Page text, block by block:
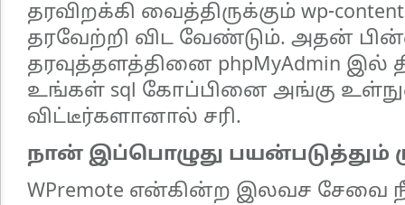
தரவிறக்கி வைத்திருக்கும் wp-
தரவேற்றி விட வேண்டும். அதன்
தரவுத்தளத்தினை phpMyAdmin இல்
உங்கள் sql கோப்பினை அங்கு
விட்டீர்களானால் சரி.
நான் இப்பொழுது பயன்படுத்தும்
WPremote என்கின்ற இலவச